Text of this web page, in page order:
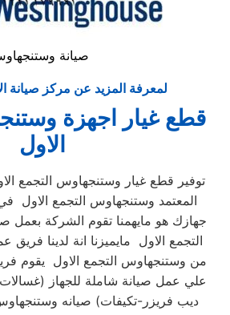
صيانة
لمعرفة المزيد عن مركز صيانة
قطع غيار اجهزة
الاول
توفير قطع غيار وستنجهاوس التجمع
المعتمد وستنجهاوس التجمع الاول
جهازك هو مايهمنا تقوم الشركة بعمل
التجمع الاول مايميزنا انة لدينا
من وستنجهاوس التجمع الاول يقوم
علي عمل صيانة شاملة للجهاز
ديب فريزر-تكيفات) صيانه